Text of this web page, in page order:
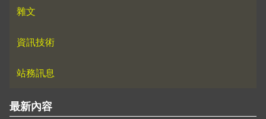
雜文
資訊技術
站務訊息
最新內容